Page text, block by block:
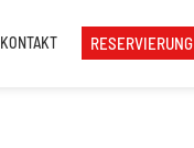
KONTAKT RESERVIERUNG